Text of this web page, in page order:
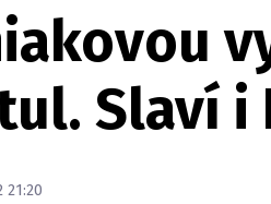
Slaví i
21:20